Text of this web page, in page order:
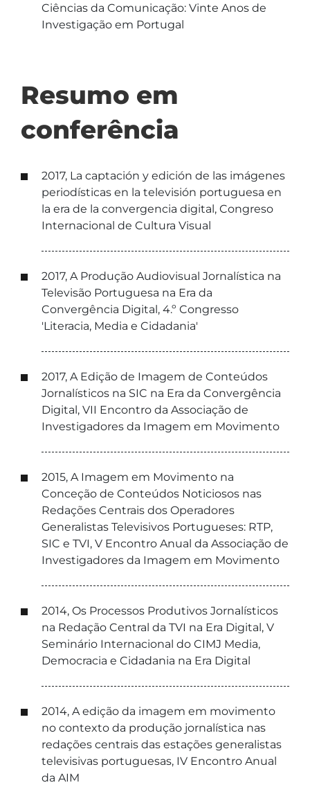
Ciências da Comunicação: Vinte Anos de
Investigação em Portugal
Resumo em
conferência
2017, La captación y edición de las imágenes
periodísticas en la televisión portuguesa en
la era de la convergencia digital, Congreso
Internacional de Cultura Visual
2017, A Produção Audiovisual Jornalística na
Televisão Portuguesa na Era da
Convergência Digital, 4.º Congresso
'Literacia, Media e Cidadania'
2017, A Edição de Imagem de Conteúdos
Jornalísticos na SIC na Era da Convergência
Digital, VII Encontro da Associação de
Investigadores da Imagem em Movimento
2015, A Imagem em Movimento na
Conceção de Conteúdos Noticiosos nas
Redações Centrais dos Operadores
Generalistas Televisivos Portugueses: RTP,
SIC e TVI, V Encontro Anual da Associação de
Investigadores da Imagem em Movimento
2014, Os Processos Produtivos Jornalísticos
na Redação Central da TVI na Era Digital, V
Seminário Internacional do CIMJ Media,
Democracia e Cidadania na Era Digital
2014, A edição da imagem em movimento
no contexto da produção jornalística nas
redações centrais das estações generalistas
televisivas portuguesas, IV Encontro Anual
da AIM